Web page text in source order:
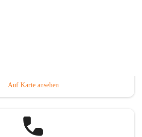
Auf Karte ansehen